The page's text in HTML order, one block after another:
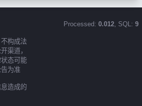
构成法
渠道，
态可能
为准
造成的
Processed: 0.012, SQL: 9